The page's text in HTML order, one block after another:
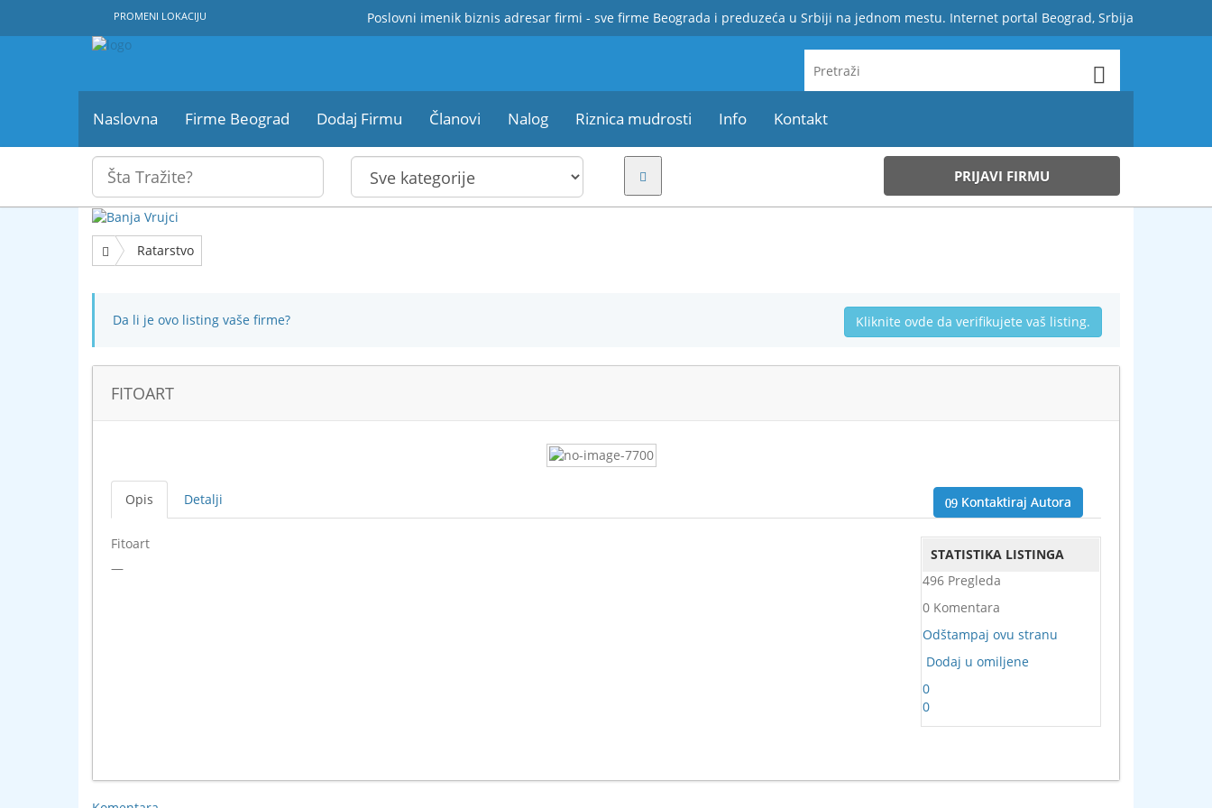
Poslovni imenik biznis adresar firmi - sve firme Beograda i preduzeća u Srbiji na jednom mestu. Internet portal Beograd, Srbija
PROMENI LOKACIJU
Naslovna Firme Beograd Dodaj Firmu Članovi Nalog Riznica mudrosti Info Kontakt
PRIJAVI FIRMU
Ratarstvo
Da li je ovo listing vaše firme? Kliknite ovde da verifikujete vaš listing.
FITOART
Kontaktiraj Autora
Opis Detalji
STATISTIKA LISTINGA
496 Pregleda
0 Komentara
Odštampaj ovu stranu
Dodaj u omiljene
0
0
Fitoart
—